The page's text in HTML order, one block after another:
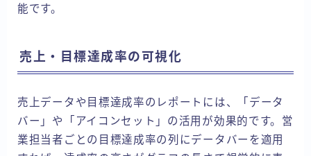
能です。
売上・目標達成率の可視化
売上データや目標達成率のレポートには、「データ
バー」や「アイコンセット」の活用が効果的です。営
業担当者ごとの目標達成率の列にデータバーを適用